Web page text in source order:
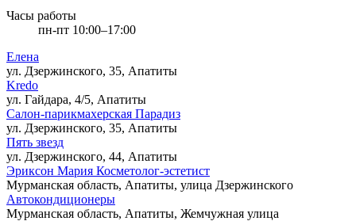
Часы работы
пн-пт 10:00–17:00
Елена
ул. Дзержинского, 35, Апатиты
Kredo
ул. Гайдара, 4/5, Апатиты
Салон-парикмахерская Парадиз
ул. Дзержинского, 35, Апатиты
Пять звезд
ул. Дзержинского, 44, Апатиты
Эриксон Мария Косметолог-эстетист
Мурманская область, Апатиты, улица Дзержинского
Автокондиционеры
Мурманская область, Апатиты, Жемчужная улица